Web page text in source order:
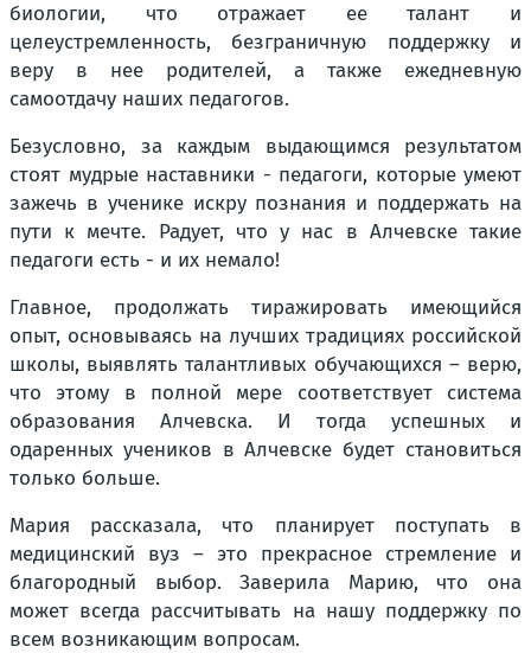
биологии, что отражает ее талант и
целеустремленность, безграничную поддержку и
веру в нее родителей, а также ежедневную
самоотдачу наших педагогов.
Безусловно, за каждым выдающимся результатом
стоят мудрые наставники - педагоги, которые умеют
зажечь в ученике искру познания и поддержать на
пути к мечте. Радует, что у нас в Алчевске такие
педагоги есть - и их немало!
Главное, продолжать тиражировать имеющийся
опыт, основываясь на лучших традициях российской
школы, выявлять талантливых обучающихся – верю,
что этому в полной мере соответствует система
образования Алчевска. И тогда успешных и
одаренных учеников в Алчевске будет становиться
только больше.
Мария рассказала, что планирует поступать в
медицинский вуз – это прекрасное стремление и
благородный выбор. Заверила Марию, что она
может всегда рассчитывать на нашу поддержку по
всем возникающим вопросам.